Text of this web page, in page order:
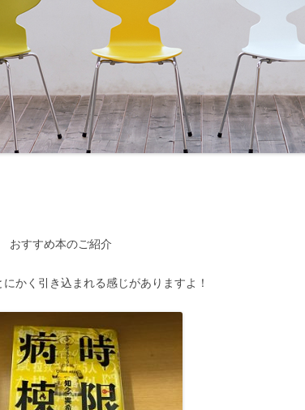
おすすめ本のご紹介
かく引き込まれる感じがありますよ！